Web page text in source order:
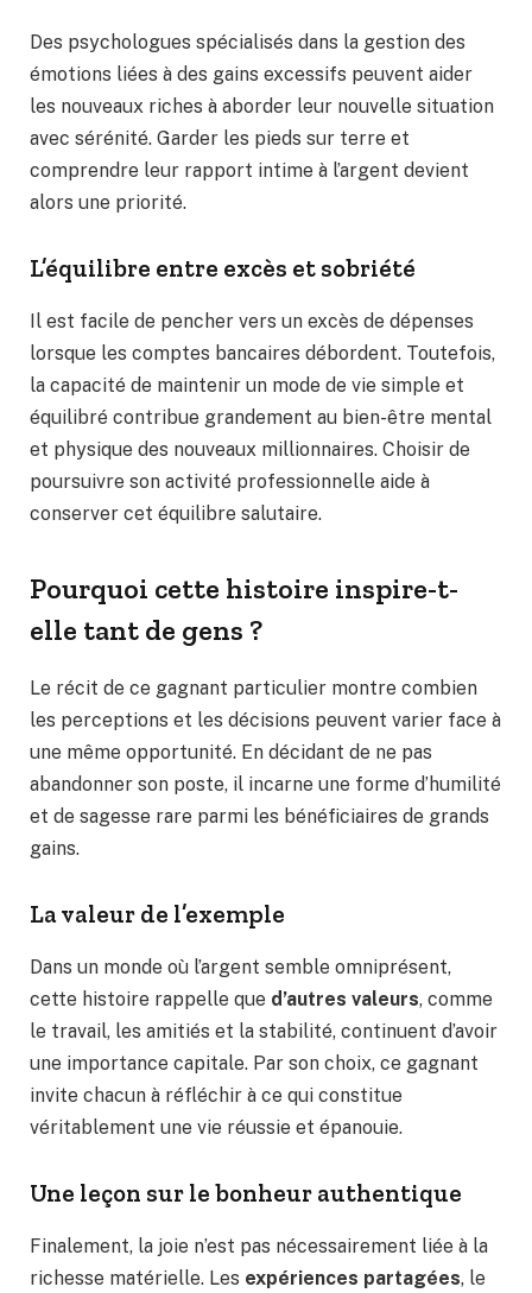
Des psychologues spécialisés dans la gestion des
émotions liées à des gains excessifs peuvent aider
les nouveaux riches à aborder leur nouvelle situation
avec sérénité. Garder les pieds sur terre et
comprendre leur rapport intime à l’argent devient
alors une priorité.
L’équilibre entre excès et sobriété
Il est facile de pencher vers un excès de dépenses
lorsque les comptes bancaires débordent. Toutefois,
la capacité de maintenir un mode de vie simple et
équilibré contribue grandement au bien-être mental
et physique des nouveaux millionnaires. Choisir de
poursuivre son activité professionnelle aide à
conserver cet équilibre salutaire.
Pourquoi cette histoire inspire-t-
elle tant de gens ?
Le récit de ce gagnant particulier montre combien
les perceptions et les décisions peuvent varier face à
une même opportunité. En décidant de ne pas
abandonner son poste, il incarne une forme d’humilité
et de sagesse rare parmi les bénéficiaires de grands
gains.
La valeur de l’exemple
Dans un monde où l’argent semble omniprésent,
cette histoire rappelle que d’autres valeurs, comme
le travail, les amitiés et la stabilité, continuent d’avoir
une importance capitale. Par son choix, ce gagnant
invite chacun à réfléchir à ce qui constitue
véritablement une vie réussie et épanouie.
Une leçon sur le bonheur authentique
Finalement, la joie n’est pas nécessairement liée à la
richesse matérielle. Les expériences partagées, le